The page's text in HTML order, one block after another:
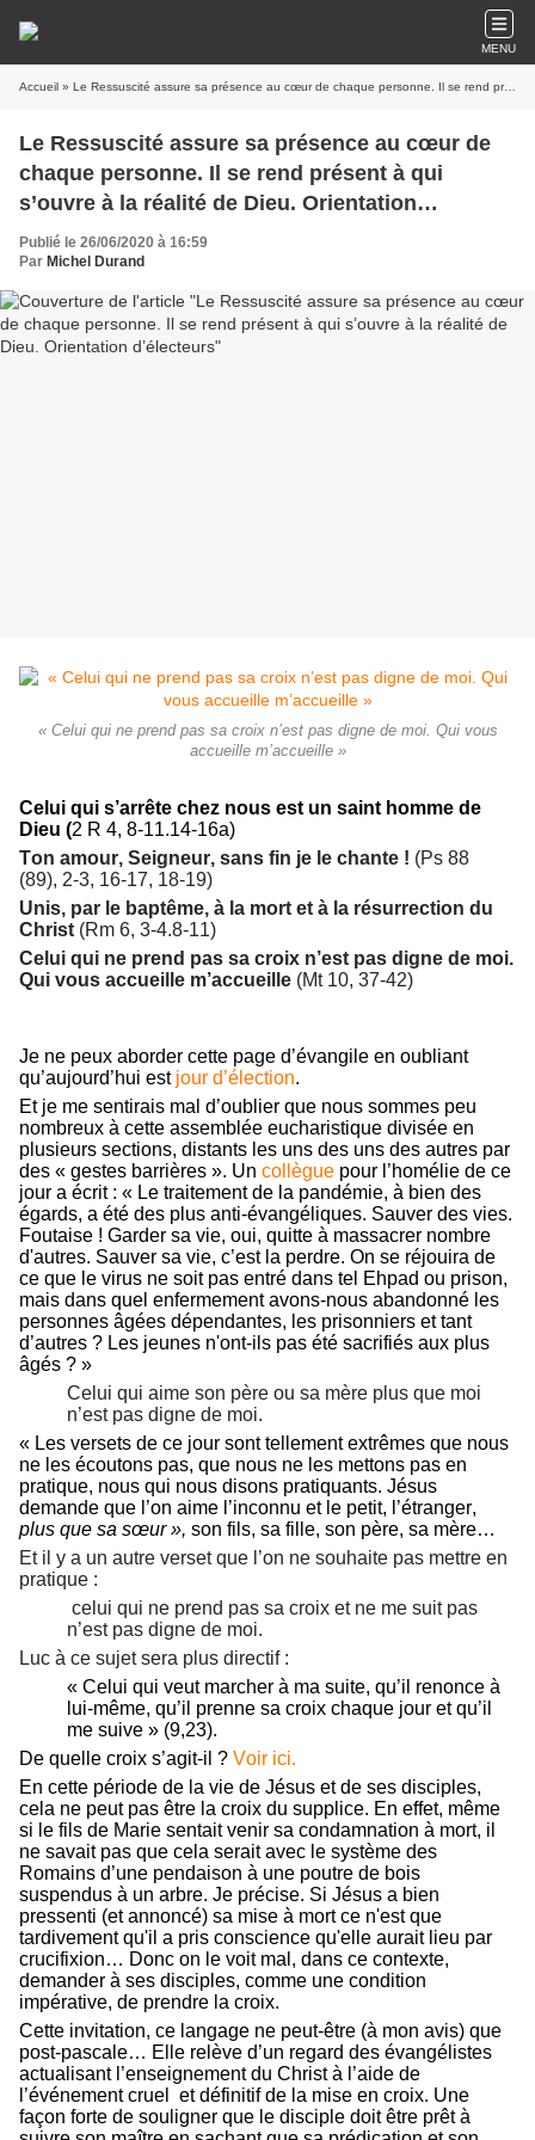
MENU
Accueil » Le Ressuscité assure sa présence au cœur de chaque personne. Il se rend présent à qui s’ouvre à la réalité de Dieu. Orientation d’électeurs
Le Ressuscité assure sa présence au cœur de
chaque personne. Il se rend présent à qui
s’ouvre à la réalité de Dieu. Orientation
d’électeurs
Publié le 26/06/2020 à 16:59
Par Michel Durand
« Celui qui ne prend pas sa croix n’est pas digne de moi. Qui vous
accueille m’accueille »
Celui qui s’arrête chez nous est un saint homme de
Dieu (2 R 4, 8-11.14-16a)
Ton amour, Seigneur, sans fin je le chante ! (Ps 88
(89), 2-3, 16-17, 18-19)
Unis, par le baptême, à la mort et à la résurrection du
Christ (Rm 6, 3-4.8-11)
Celui qui ne prend pas sa croix n’est pas digne de moi.
Qui vous accueille m’accueille (Mt 10, 37-42)
Je ne peux aborder cette page d’évangile en oubliant
qu’aujourd’hui estjour d’élection.
Et je me sentirais mal d’oublier que nous sommes peu
nombreux à cette assemblée eucharistique divisée en
plusieurs sections, distants les uns des uns des autres par
des « gestes barrières ». Un collègue pour l’homélie de ce
jour a écrit : « Le traitement de la pandémie, à bien des
égards, a été des plus anti-évangéliques. Sauver des vies.
Foutaise ! Garder sa vie, oui, quitte à massacrer nombre
d'autres. Sauver sa vie, c’est la perdre. On se réjouira de
ce que le virus ne soit pas entré dans tel Ehpad ou prison,
mais dans quel enfermement avons-nous abandonné les
personnes âgées dépendantes, les prisonniers et tant
d’autres ? Les jeunes n'ont-ils pas été sacrifiés aux plus
âgés ? »
Celui qui aime son père ou sa mère plus que moi
n’est pas digne de moi.
« Les versets de ce jour sont tellement extrêmes que nous
ne les écoutons pas, que nous ne les mettons pas en
pratique, nous qui nous disons pratiquants. Jésus
demande que l’on aime l’inconnu et le petit, l’étranger,
plus que sa sœur », son fils, sa fille, son père, sa mère…
Et il y a un autre verset que l’on ne souhaite pas mettre en
pratique :
celui qui ne prend pas sa croix et ne me suit pas
n’est pas digne de moi.
Luc à ce sujet sera plus directif :
« Celui qui veut marcher à ma suite, qu’il renonce à
lui-même, qu’il prenne sa croix chaque jour et qu’il
me suive » (9,23).
De quelle croix s’agit-il ? Voir ici.
En cette période de la vie de Jésus et de ses disciples,
cela ne peut pas être la croix du supplice. En effet, même
si le fils de Marie sentait venir sa condamnation à mort, il
ne savait pas que cela serait avec le système des
Romains d’une pendaison à une poutre de bois
suspendus à un arbre. Je précise. Si Jésus a bien
pressenti (et annoncé) sa mise à mort ce n'est que
tardivement qu'il a pris conscience qu'elle aurait lieu par
crucifixion… Donc on le voit mal, dans ce contexte,
demander à ses disciples, comme une condition
impérative, de prendre la croix.
Cette invitation, ce langage ne peut-être (à mon avis) que
post-pascale… Elle relève d’un regard des évangélistes
actualisant l’enseignement du Christ à l’aide de
l’événement cruel et définitif de la mise en croix. Une
façon forte de souligner que le disciple doit être prêt à